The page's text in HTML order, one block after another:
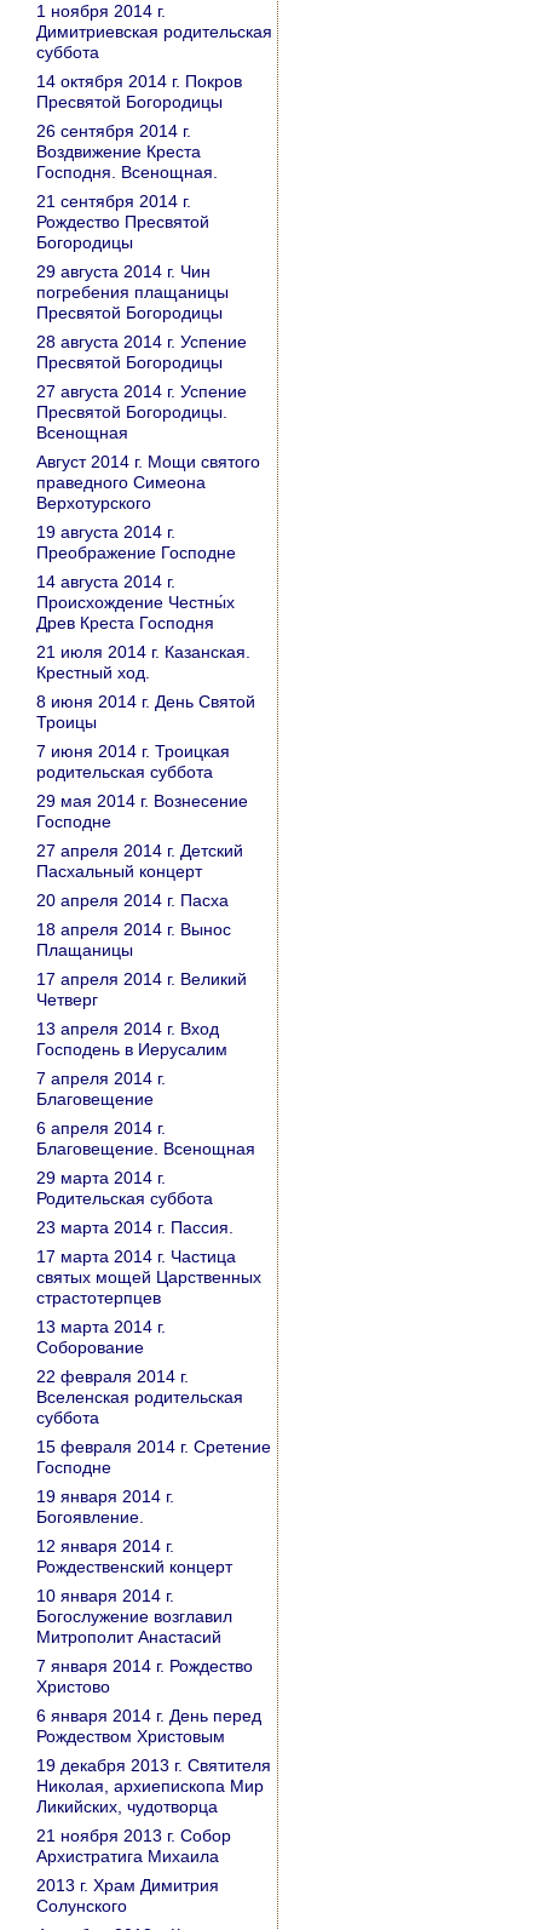
1 ноября 2014 г.
Димитриевская родительская
суббота
14 октября 2014 г. Покров
Пресвятой Богородицы
26 сентября 2014 г.
Воздвижение Креста
Господня. Всенощная.
21 сентября 2014 г.
Рождество Пресвятой
Богородицы
29 августа 2014 г. Чин
погребения плащаницы
Пресвятой Богородицы
28 августа 2014 г. Успение
Пресвятой Богородицы
27 августа 2014 г. Успение
Пресвятой Богородицы.
Всенощная
Август 2014 г. Мощи святого
праведного Симеона
Верхотурского
19 августа 2014 г.
Преображение Господне
14 августа 2014 г.
Происхождение Честны́х
Древ Креста Господня
21 июля 2014 г. Казанская.
Крестный ход.
8 июня 2014 г. День Святой
Троицы
7 июня 2014 г. Троицкая
родительская суббота
29 мая 2014 г. Вознесение
Господне
27 апреля 2014 г. Детский
Пасхальный концерт
20 апреля 2014 г. Пасха
18 апреля 2014 г. Вынос
Плащаницы
17 апреля 2014 г. Великий
Четверг
13 апреля 2014 г. Вход
Господень в Иерусалим
7 апреля 2014 г.
Благовещение
6 апреля 2014 г.
Благовещение. Всенощная
29 марта 2014 г.
Родительская суббота
23 марта 2014 г. Пассия.
17 марта 2014 г. Частица
святых мощей Царственных
страстотерпцев
13 марта 2014 г.
Соборование
22 февраля 2014 г.
Вселенская родительская
суббота
15 февраля 2014 г. Сретение
Господне
19 января 2014 г.
Богоявление.
12 января 2014 г.
Рождественский концерт
10 января 2014 г.
Богослужение возглавил
Митрополит Анастасий
7 января 2014 г. Рождество
Христово
6 января 2014 г. День перед
Рождеством Христовым
19 декабря 2013 г. Святителя
Николая, архиепископа Мир
Ликийских, чудотворца
21 ноября 2013 г. Собор
Архистратига Михаила
2013 г. Храм Димитрия
Солунского